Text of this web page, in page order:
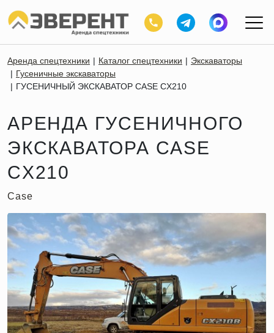
Аренда спецтехники Каталог спецтехники
Экскаваторы
Гусеничные экскаваторы
ГУСЕНИЧНЫЙ ЭКСКАВАТОР CASE CX210
АРЕНДА ГУСЕНИЧНОГО
ЭКСКАВАТОРА CASE
CX210
Case